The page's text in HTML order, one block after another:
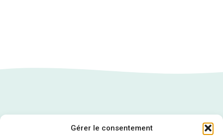
Gérer le consentement